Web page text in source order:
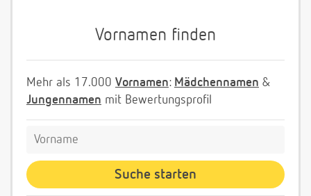
Vornamen finden
Mehr als 17.000 Vornamen: Mädchennamen &
Jungennamen mit Bewertungsprofil